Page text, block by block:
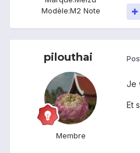
Modèle:M2 Note
pilouthai
Membre
Je
Et